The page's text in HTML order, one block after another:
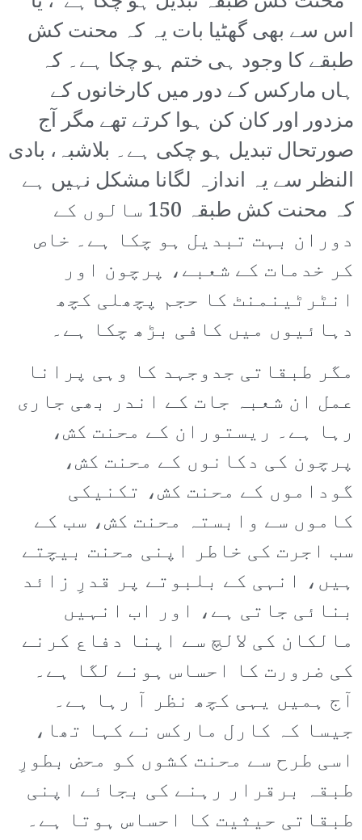
اس سے بھی گھٹیا بات یہ کہ محنت کش
طبقے کا وجود ہی ختم ہو چکا ہے۔ کہ
ہاں مارکس کے دور میں کارخانوں کے
مزدور اور کان کن ہوا کرتے تھے مگر آج
صورتحال تبدیل ہو چکی ہے۔ بلاشبہ، بادی
النظر سے یہ اندازہ لگانا مشکل نہیں ہے
کہ محنت کش طبقہ 150 سالوں کے
دوران بہت تبدیل ہو چکا ہے۔ خاص
کر خدمات کے شعبے، پرچون اور
انٹرٹینمنٹ کا حجم پچھلی کچھ
دہائیوں میں کافی بڑھ چکا ہے۔
مگر طبقاتی جدوجہد کا وہی پرانا
عمل ان شعبہ جات کے اندر بھی جاری
رہا ہے۔ ریستوران کے محنت کش،
پرچون کی دکانوں کے محنت کش،
گوداموں کے محنت کش، تکنیکی
کاموں سے وابستہ محنت کش، سب کے
سب اجرت کی خاطر اپنی محنت بیچتے
ہیں، انہی کے بلبوتے پر قدرِ زائد
بنائی جاتی ہے، اور اب انہیں
مالکان کی لالچ سے اپنا دفاع کرنے
کی ضرورت کا احساس ہونے لگا ہے۔
آج ہمیں یہی کچھ نظر آ رہا ہے۔
جیسا کہ کارل مارکس نے کہا تھا،
اسی طرح سے محنت کشوں کو محض بطورِ
طبقہ برقرار رہنے کی بجائے اپنی
طبقاتی حیثیت کا احساس ہوتا ہے۔